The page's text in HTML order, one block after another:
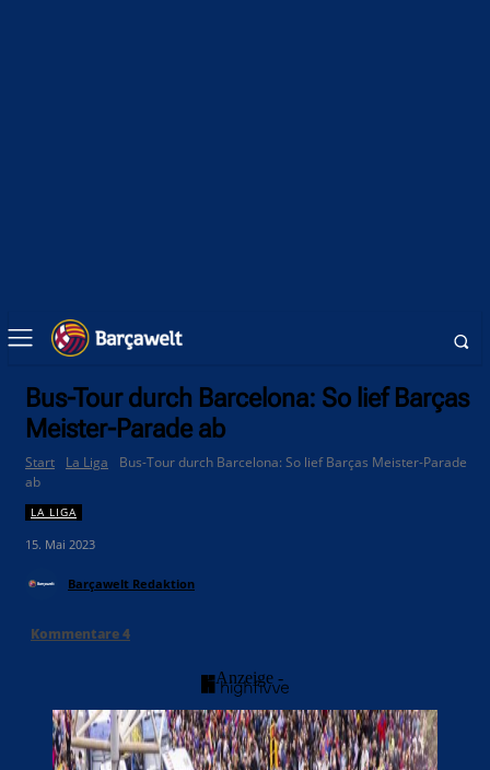
Bus-Tour durch Barcelona: So lief Barças
Meister-Parade ab
Start La Liga
Bus-Tour durch Barcelona: So lief Barças Meister-Parade
ab
LA LIGA
15. Mai 2023
Barçawelt Redaktion
Kommentare4
- Anzeige -